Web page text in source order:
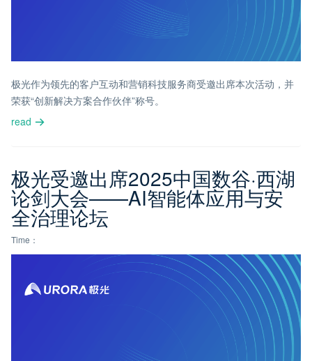
极光作为领先的客户互动和营销科技服务商受邀出席本次活动，并
荣获“创新解决方案合作伙伴”称号。
read
极光受邀出席2025中国数谷·西湖
论剑大会——AI智能体应用与安
全治理论坛
Time：